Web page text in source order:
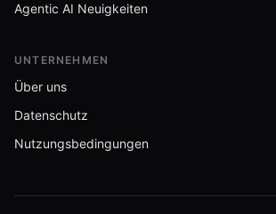
Agentic AI Neuigkeiten
UNTERNEHMEN
Über uns
Datenschutz
Nutzungsbedingungen